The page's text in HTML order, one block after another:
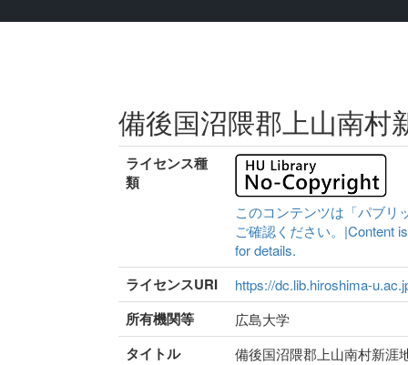
備後国沼隈郡上山南村
ライセンス種
類
このコンテンツは「パブリ
ご確認ください。|Content
for details.
ライセンスURI https://dc.lib.hiroshima-
所有機関等 広島大学
タイトル 備後国沼隈郡上山南村新涯